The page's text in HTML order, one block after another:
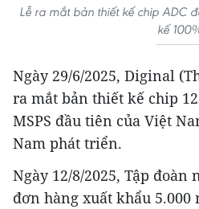
Lễ ra mắt bản thiết kế chip ADC
kế
Ngày 29/6/2025, Diginal
ra mắt bản thiết kế chip
MSPS đầu tiên của Việt
Nam phát triển.
Ngày 12/8/2025, Tập đoàn
đơn hàng xuất khẩu 5.000